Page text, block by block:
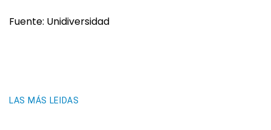
Fuente: Unidiversidad
LAS MÁS LEIDAS